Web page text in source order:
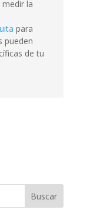
la
para
pueden
de tu
Buscar